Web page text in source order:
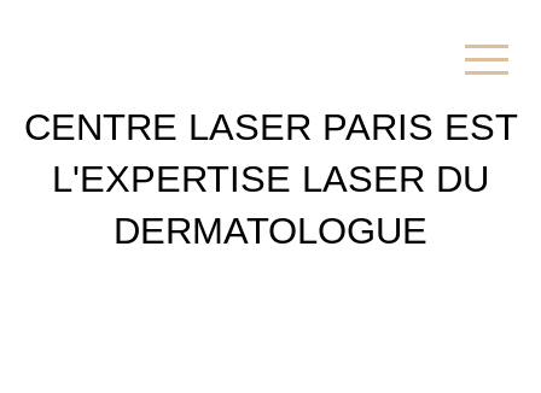
CENTRE LASER PARIS EST
L'EXPERTISE LASER DU
DERMATOLOGUE